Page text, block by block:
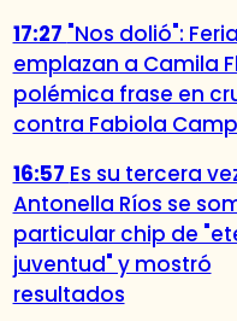
17:27 "Nos dolió":
emplazan a Camila
polémica frase en
contra Fabiola
16:57 Es su tercera
Antonella Ríos se
particular chip de
juventud" y mostró
resultados